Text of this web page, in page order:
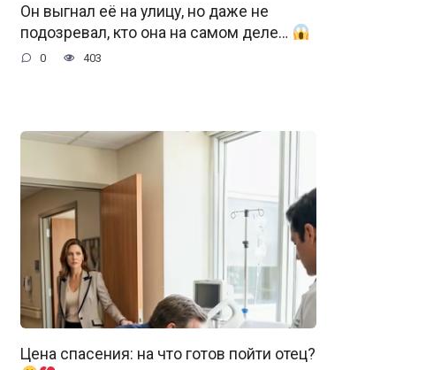
Он выгнал её на улицу, но даже не
подозревал, кто она на самом деле…
0 403
Цена спасения: на что готов пойти отец?